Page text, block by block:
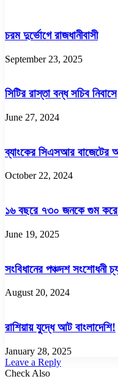
বাড়ছে?
চরম দুর্ভোগে রাজধানীবাসী
September 23, 2025
সিটির রাস্তা বন্ধ সচিব নিবাসে
June 27, 2024
ব্যাংকের সিএসআর বাজেটের
October 22, 2024
১৬ বছরে ৭৩০ জনকে গুম
June 19, 2025
সংবিধানের পঞ্চদশ সংশোধনী
August 20, 2024
রাশিয়ায় যুদ্ধে আট বাংলাদেশি!
January 28, 2025
Leave a Reply
Check Also